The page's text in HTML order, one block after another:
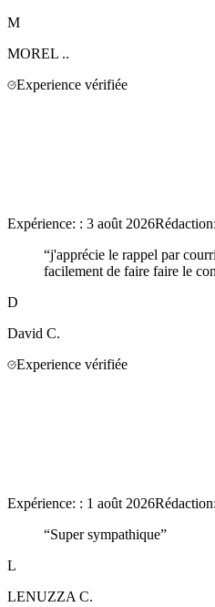
M
MOREL ..
Experience vérifiée
Expérience: : 3 août 2026Rédaction:
“j'apprécie le rappel par
facilement de faire faire le
D
David C.
Experience vérifiée
Expérience: : 1 août 2026Rédaction:
“Super sympathique”
L
LENUZZA C.